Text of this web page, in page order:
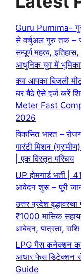
Guru Purnima- गुरु
से वर्चुअल गुरु तक –
सम्पूर्ण महत्व,
आधुनिक युग में भूमिका
क्या आपका बिजली
घर बैठे ऐसे दर्ज करें
Meter Fast
2026
विकसित भारत –
गारंटी मिशन
| एक विस्तृत परिचय
UP होमगार्ड भर्ती |
आवेदन शुरू – पूरी
उत्तर प्रदेश
₹1000 मासिक
आवेदन, पात्रता,
LPG गैस कनेक्शन
आधार फेस डिटेक्शन
Guide